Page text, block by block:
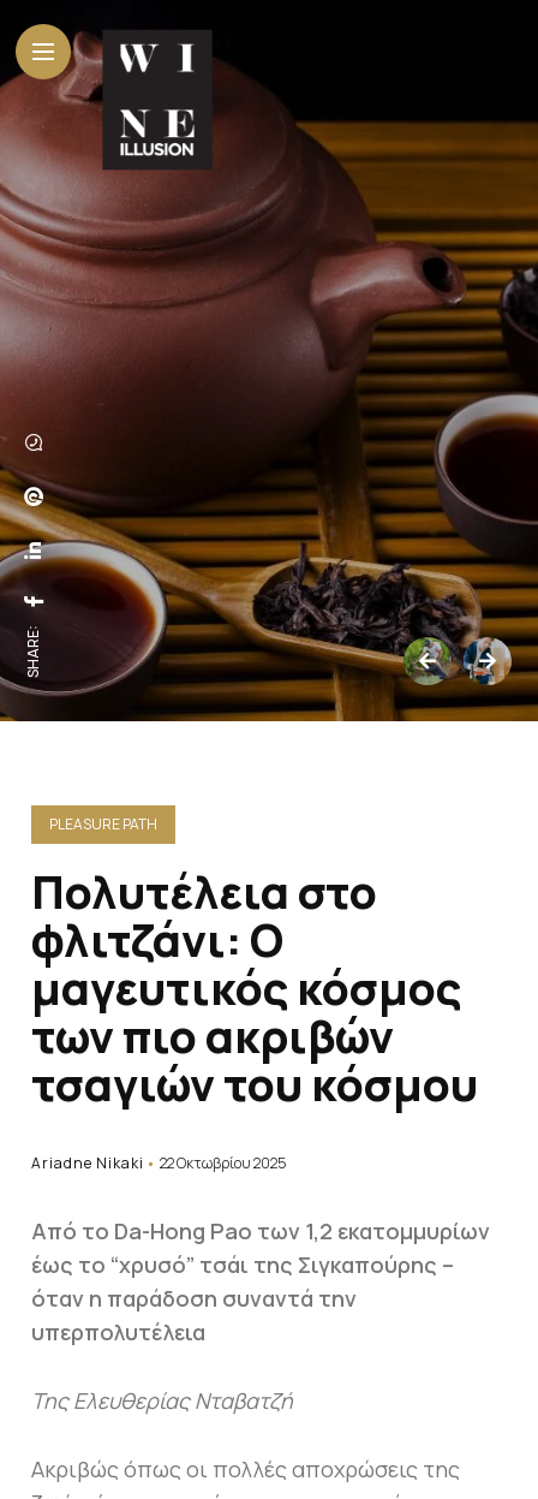
SHARE:
PLEASURE PATH
Πολυτέλεια στο
φλιτζάνι: Ο
μαγευτικός κόσμος
των πιο ακριβών
τσαγιών του κόσμου
Ariadne Nikaki 22 Οκτωβρίου 2025
Από το Da-Hong Pao των 1,2 εκατομμυρίων
έως το “χρυσό” τσάι της Σιγκαπούρης –
όταν η παράδοση συναντά την
υπερπολυτέλεια
Της Ελευθερίας Νταβατζή
Ακριβώς όπως οι πολλές αποχρώσεις της